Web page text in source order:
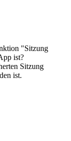
"Sitzung
ist?
Sitzung
ist.